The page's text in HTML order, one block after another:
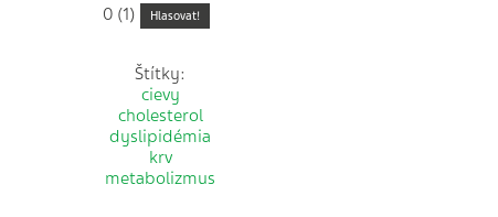
0 (1) Hlasovat!
Štítky:
cievy
cholesterol
dyslipidémia
krv
metabolizmus